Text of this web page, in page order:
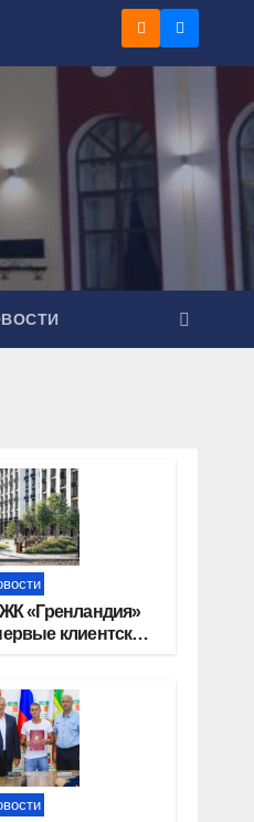
«Гренландия»
клиентские
компаний